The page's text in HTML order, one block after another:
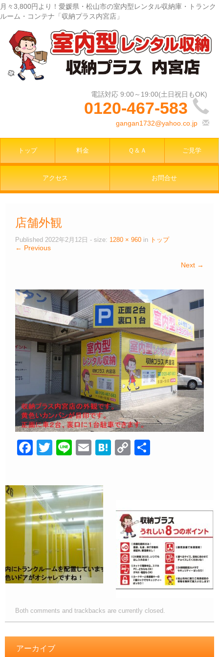
月々3,800円より！愛媛県・松山市の室内型レンタル収納庫・トランク
ルーム・コンテナ「収納プラス内宮店」
0120-467-583
gangan1732@yahoo.co.jp
トップ 料金 Ｑ＆Ａ ご見学
アクセス お問合せ
店舗外観
Published 2022年2月12日 - size: 1280 × 960 in トップ
← Previous
Next →
F
e
b
o
o
k
T
er
Li
E
H
a
C
Li
n
k
Both comments and trackbacks are currently closed.
アーカイブ